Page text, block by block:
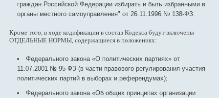
граждан Российской Федерации избирать и быть избранными в
органы местного самоуправления" от 26.11.1996 № 138-ФЗ.
Кроме того, в ходе кодификации в состав Кодекса будут включены
ОТДЕЛЬНЫЕ НОРМЫ, содержащиеся в положениях:
Федерального закона «О политических партиях» от
11.07.2001 № 95-ФЗ (в части правового регулирования участия
политических партий в выборах и референдумах);
Федерального закона «Об общих принципах организации